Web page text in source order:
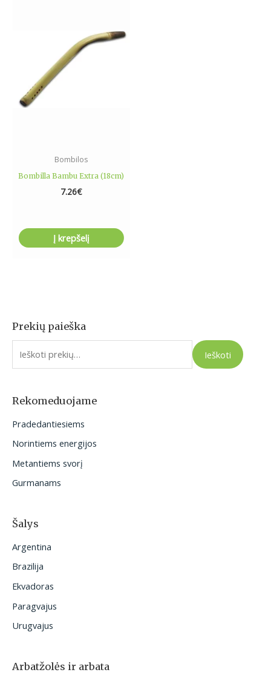
Prekių paieška
I
e
o
:
Ieškoti
Rekomeduojame
Pradedantiesiems
Norintiems energijos
Metantiems svorį
Gurmanams
Šalys
Argentina
Brazilija
Ekvadoras
Paragvajus
Urugvajus
Arbatžolės ir arbata
Bombilos
Bombilla Bambu Extra (18cm)
7.26€
Į krepšelį